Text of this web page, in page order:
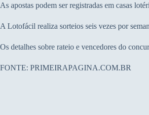
As apostas podem ser registradas em casas
A Lotofácil realiza sorteios seis vezes por
Os detalhes sobre rateio e vencedores do
FONTE: PRIMEIRAPAGINA.COM.BR